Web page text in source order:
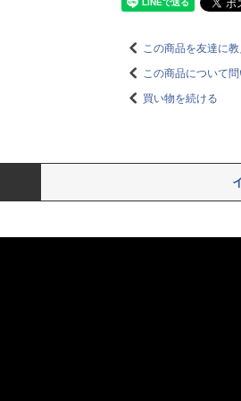
この商品を友達に教
この商品について
買い物を続ける